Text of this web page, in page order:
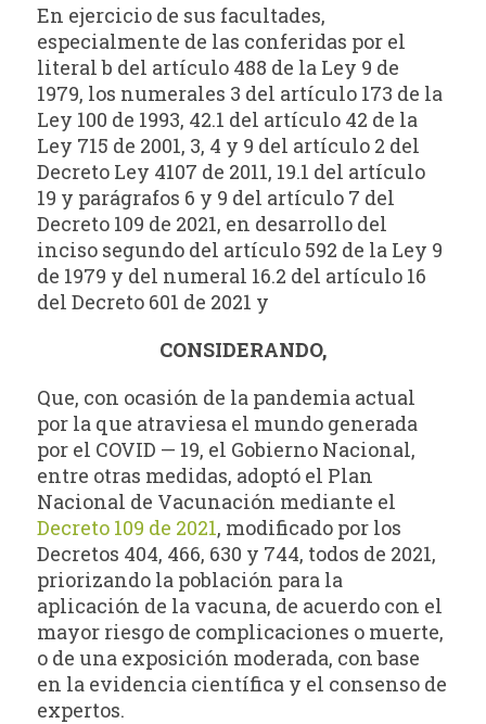
En ejercicio de sus facultades,
especialmente de las conferidas por el
literal b del artículo 488 de la Ley 9 de
1979, los numerales 3 del artículo 173 de la
Ley 100 de 1993, 42.1 del artículo 42 de la
Ley 715 de 2001, 3, 4 y 9 del artículo 2 del
Decreto Ley 4107 de 2011, 19.1 del artículo
19 y parágrafos 6 y 9 del artículo 7 del
Decreto 109 de 2021, en desarrollo del
inciso segundo del artículo 592 de la Ley 9
de 1979 y del numeral 16.2 del artículo 16
del Decreto 601 de 2021 y
CONSIDERANDO,
Que, con ocasión de la pandemia actual
por la que atraviesa el mundo generada
por el COVID — 19, el Gobierno Nacional,
entre otras medidas, adoptó el Plan
Nacional de Vacunación mediante el
Decreto 109 de 2021, modificado por los
Decretos 404, 466, 630 y 744, todos de 2021,
priorizando la población para la
aplicación de la vacuna, de acuerdo con el
mayor riesgo de complicaciones o muerte,
o de una exposición moderada, con base
en la evidencia científica y el consenso de
expertos.